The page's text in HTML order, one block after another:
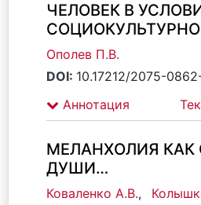
ЧЕЛОВЕК В
Ополев П.В.
DOI: 10.17212/2075-
Аннотация
МЕЛАНХОЛИЯ КАК
ДУШИ…
Коваленко А.В.,